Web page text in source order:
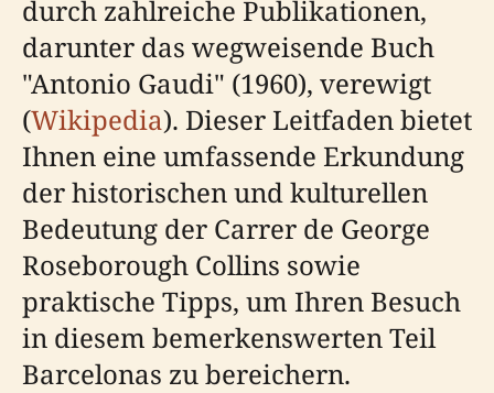
durch zahlreiche Publikationen,
darunter das wegweisende Buch
"Antonio Gaudi" (1960), verewigt
(Wikipedia). Dieser Leitfaden bietet
Ihnen eine umfassende Erkundung
der historischen und kulturellen
Bedeutung der Carrer de George
Roseborough Collins sowie
praktische Tipps, um Ihren Besuch
in diesem bemerkenswerten Teil
Barcelonas zu bereichern.